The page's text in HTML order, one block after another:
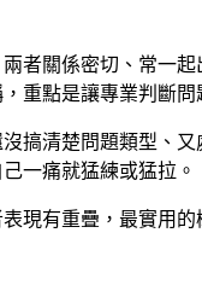
兩者關係密切、常一
重點是讓專業判斷問
搞清楚問題類型、
一痛就猛練或猛拉。
表現有重疊，最實用